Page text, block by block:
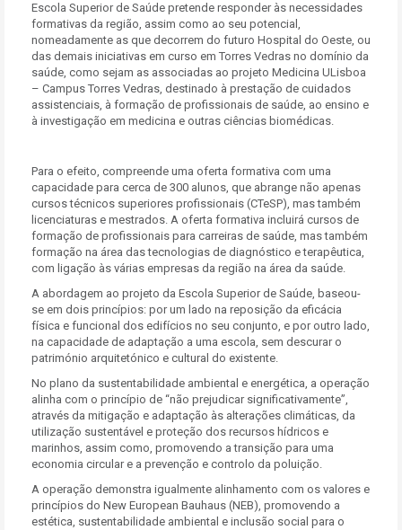
Escola Superior de Saúde pretende responder às necessidades
formativas da região, assim como ao seu potencial,
nomeadamente as que decorrem do futuro Hospital do Oeste, ou
das demais iniciativas em curso em Torres Vedras no domínio da
saúde, como sejam as associadas ao projeto Medicina ULisboa
– Campus Torres Vedras, destinado à prestação de cuidados
assistenciais, à formação de profissionais de saúde, ao ensino e
à investigação em medicina e outras ciências biomédicas.
Para o efeito, compreende uma oferta formativa com uma
capacidade para cerca de 300 alunos, que abrange não apenas
cursos técnicos superiores profissionais (CTeSP), mas também
licenciaturas e mestrados. A oferta formativa incluirá cursos de
formação de profissionais para carreiras de saúde, mas também
formação na área das tecnologias de diagnóstico e terapêutica,
com ligação às várias empresas da região na área da saúde.
A abordagem ao projeto da Escola Superior de Saúde, baseou-
se em dois princípios: por um lado na reposição da eficácia
física e funcional dos edifícios no seu conjunto, e por outro lado,
na capacidade de adaptação a uma escola, sem descurar o
património arquitetónico e cultural do existente.
No plano da sustentabilidade ambiental e energética, a operação
alinha com o princípio de “não prejudicar significativamente”,
através da mitigação e adaptação às alterações climáticas, da
utilização sustentável e proteção dos recursos hídricos e
marinhos, assim como, promovendo a transição para uma
economia circular e a prevenção e controlo da poluição.
A operação demonstra igualmente alinhamento com os valores e
princípios do New European Bauhaus (NEB), promovendo a
estética, sustentabilidade ambiental e inclusão social para o